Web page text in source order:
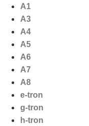
naar
inhoud
A1
A3
A4
A5
A6
A7
A8
e-tron
g-tron
h-tron